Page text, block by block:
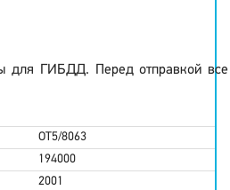
для ГИБДД. Перед отправкой все
OT5/8063
194000
2001